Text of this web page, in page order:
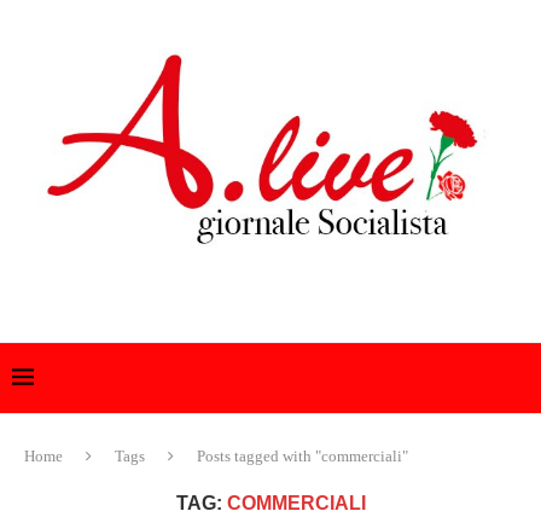
Home Tags Posts tagged with "commerciali"
TAG: COMMERCIALI